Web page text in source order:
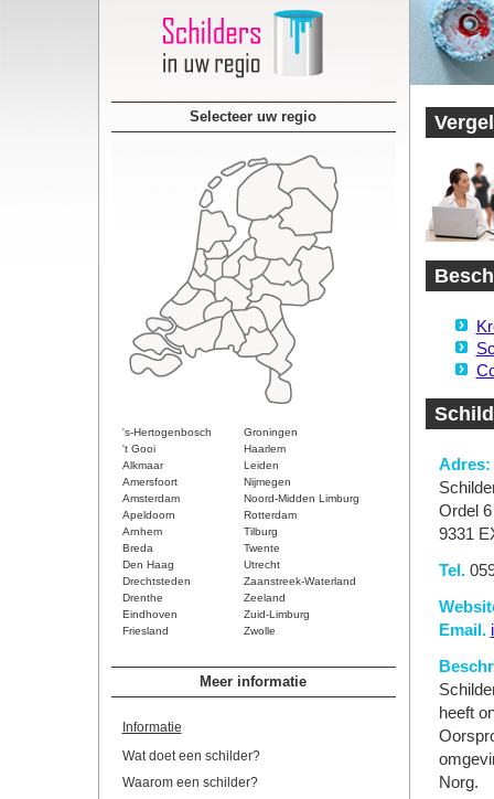
Selecteer uw regio
's-Hertogenbosch
Groningen
't Gooi
Haarlem
Alkmaar
Leiden
Amersfoort
Nijmegen
Amsterdam
Noord-Midden Limburg
Apeldoorn
Rotterdam
Arnhem
Tilburg
Breda
Twente
Den Haag
Utrecht
Drechtsteden
Zaanstreek-Waterland
Drenthe
Zeeland
Eindhoven
Zuid-Limburg
Friesland
Zwolle
Meer informatie
Informatie
Wat doet een schilder?
Waarom een schilder?
Adres:
Ordel 6
9331
Tel.
Email.
heeft
Norg.